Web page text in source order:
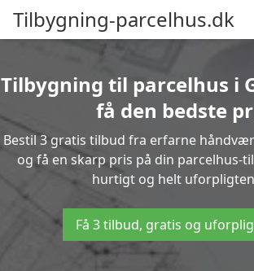
Tilbygning-parcelhus.dk
Tilbygning til parcelhus i
få den bedste
Bestil 3 gratis tilbud fra erfarne
og få en skarp pris på din parcelhus-
hurtigt og helt
Få 3 tilbud, gratis og